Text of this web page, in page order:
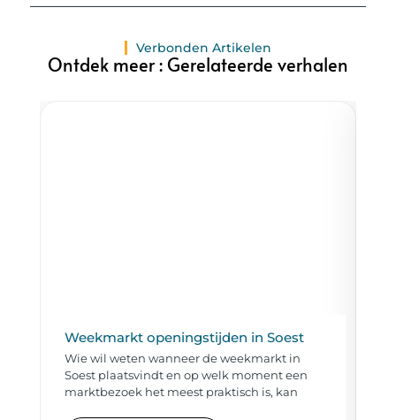
Verbonden Artikelen
Ontdek meer : Gerelateerde verhalen
Weekmarkt openingstijden in Soest
Wie wil weten wanneer de weekmarkt in
Soest plaatsvindt en op welk moment een
marktbezoek het meest praktisch is, kan